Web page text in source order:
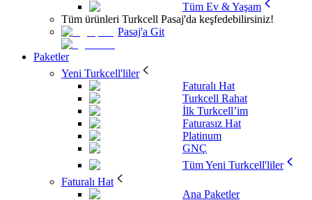
Tüm Ev & Yaşam
Tüm ürünleri Turkcell Pasaj'da keşfedebilirsiniz!
Pasaj'a Git
Paketler
Yeni Turkcell'liler
Faturalı Hat
Turkcell Rahat
İlk Turkcell’im
Faturasız Hat
Platinum
GNÇ
Tüm Yeni Turkcell'liler
Faturalı Hat
Ana Paketler